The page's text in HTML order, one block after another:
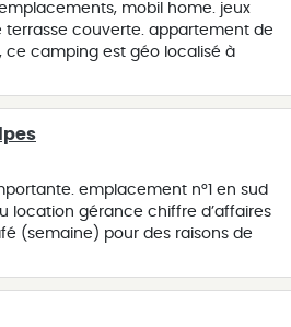
mobil home. jeux
couverte. appartement de
camping est géo localisé à
emplacement n°1 en sud
location gérance chiffre d’affaires
(semaine) pour des raisons de